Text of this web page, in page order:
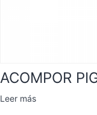
ACOMPOR
Leer más